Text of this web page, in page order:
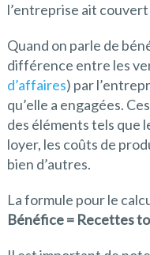
l’entreprise ait
Quand on parle de
différence entre les
d’affaires) par
qu’elle a engagées.
des éléments tels que
loyer, les coûts de
bien d’autres.
La formule pour le
Bénéfice = Recettes